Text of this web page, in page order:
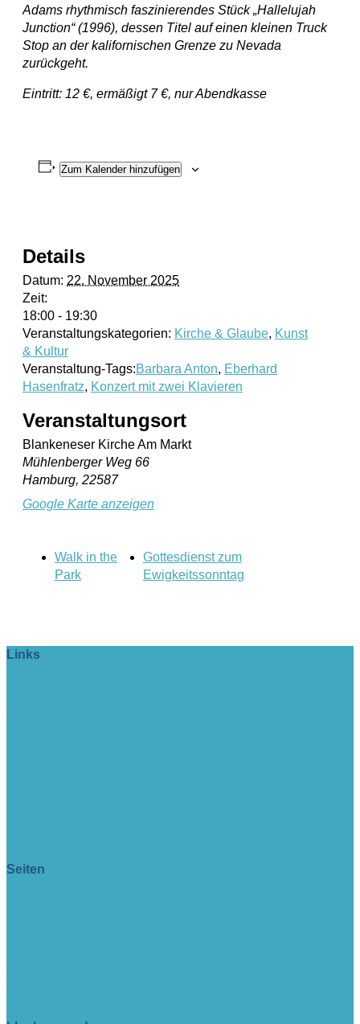
Adams rhythmisch faszinierendes Stück „Hallelujah
Junction“ (1996), dessen Titel auf einen kleinen Truck
Stop an der kalifornischen Grenze zu Nevada
zurückgeht.
Eintritt: 12 €, ermäßigt 7 €, nur Abendkasse
Zum Kalender hinzufügen
Details
Datum: 22. November 2025
Zeit:
18:00 - 19:30
Veranstaltungskategorien: Kirche & Glaube, Kunst
& Kultur
Veranstaltung-Tags:Barbara Anton, Eberhard
Hasenfratz, Konzert mit zwei Klavieren
Veranstaltungsort
Blankeneser Kirche Am Markt
Mühlenberger Weg 66
Hamburg, 22587
Google Karte anzeigen
Walk in the
Park
Gottesdienst zum
Ewigkeitssonntag
Links
Seiten